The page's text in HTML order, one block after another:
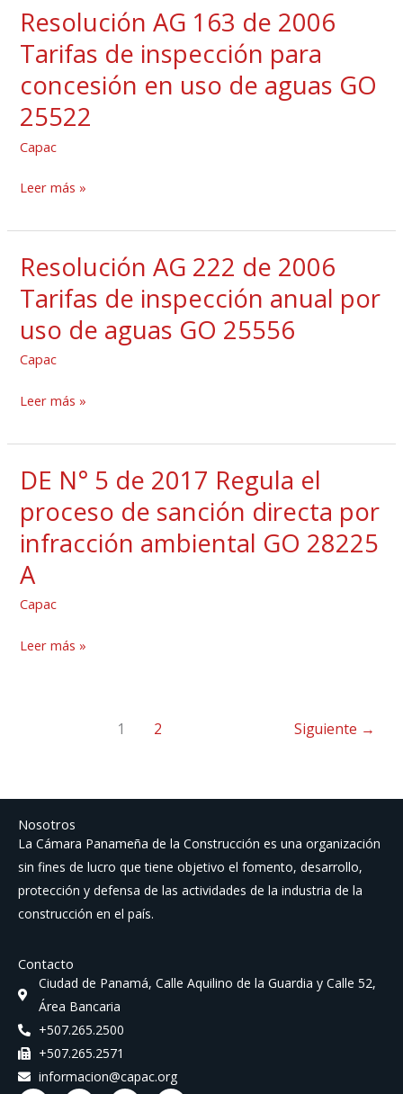
de
GO
25053
Resolución AG 163 de 2006
Tarifas de inspección para
concesión en uso de aguas GO
25522
Capac
Resolución
AG
163
de
2006
Tarifas
inspección
concesión
en
de
aguas
GO
Leer más »
Resolución AG 222 de 2006
Tarifas de inspección anual por
uso de aguas GO 25556
Capac
Resolución
AG
222
de
2006
de
por
uso
de
aguas
GO
25556
Leer más »
DE N° 5 de 2017 Regula el
proceso de sanción directa por
infracción ambiental GO 28225
A
Capac
DE
5
de
2017
Regula
proceso
28225
A
Leer más »
1 2 Siguiente →
Nosotros
La Cámara Panameña de la Construcción es una organización
sin fines de lucro que tiene objetivo el fomento, desarrollo,
protección y defensa de las actividades de la industria de la
construcción en el país.
Contacto
Ciudad de Panamá, Calle Aquilino de la Guardia y Calle 52,
Área Bancaria
+507.265.2500
+507.265.2571
informacion@capac.org